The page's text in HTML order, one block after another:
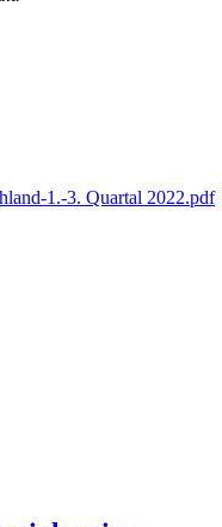
1.-3. Quartal 2022.pdf